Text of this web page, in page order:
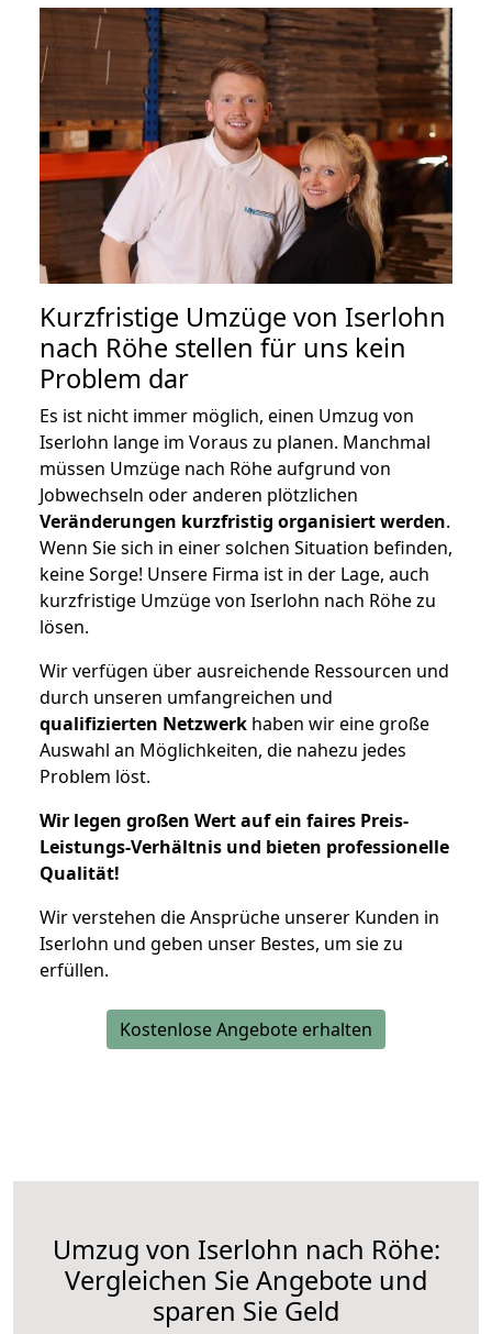
Kurzfristige Umzüge von Iserlohn
nach Röhe stellen für uns kein
Problem dar
Es ist nicht immer möglich, einen Umzug von
Iserlohn lange im Voraus zu planen. Manchmal
müssen Umzüge nach Röhe aufgrund von
Jobwechseln oder anderen plötzlichen
Veränderungen kurzfristig organisiert werden.
Wenn Sie sich in einer solchen Situation befinden,
keine Sorge! Unsere Firma ist in der Lage, auch
kurzfristige Umzüge von Iserlohn nach Röhe zu
lösen.
Wir verfügen über ausreichende Ressourcen und
durch unseren umfangreichen und
qualifizierten Netzwerk haben wir eine große
Auswahl an Möglichkeiten, die nahezu jedes
Problem löst.
Wir legen großen Wert auf ein faires Preis-
Leistungs-Verhältnis und bieten professionelle
Qualität!
Wir verstehen die Ansprüche unserer Kunden in
Iserlohn und geben unser Bestes, um sie zu
erfüllen.
Kostenlose Angebote erhalten
Umzug von Iserlohn nach Röhe:
Vergleichen Sie Angebote und
sparen Sie Geld